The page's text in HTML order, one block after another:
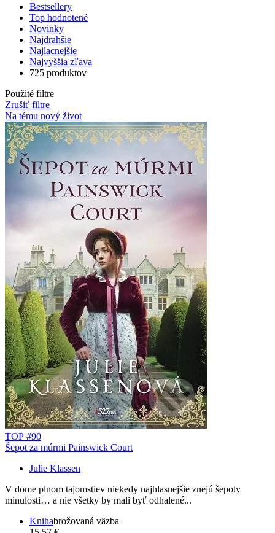
Bestsellery
Top hodnotené
Novinky
Najdrahšie
Najlacnejšie
Najvyššia zľava
725 produktov
Použité filtre
Zrušiť filtre
Na tému nový život
TOP #90
Šepot za múrmi Painswick Court
Julie Klassen
V dome plnom tajomstiev niekedy najhlasnejšie znejú šepoty
minulosti… a nie všetky by mali byť odhalené...
Knihabrožovaná väzba